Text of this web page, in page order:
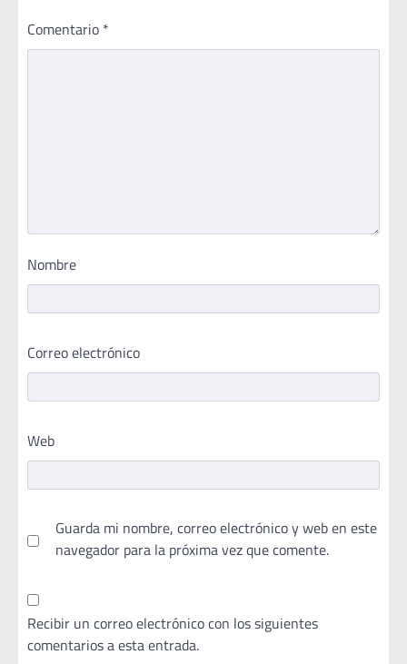
Comentario *
Nombre
Correo electrónico
Web
Guarda mi nombre, correo electrónico y web en este
navegador para la próxima vez que comente.
Recibir un correo electrónico con los siguientes
comentarios a esta entrada.